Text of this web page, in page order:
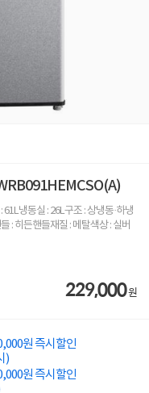
냉동실 : 26L구조 : 상냉동·하냉
: 히든핸들재질 : 메탈색상 : 실버
229,000원
원 즉시할인
)
원 즉시할인